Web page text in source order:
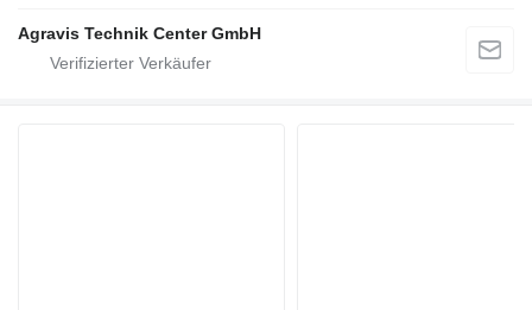
Agravis Technik Center GmbH